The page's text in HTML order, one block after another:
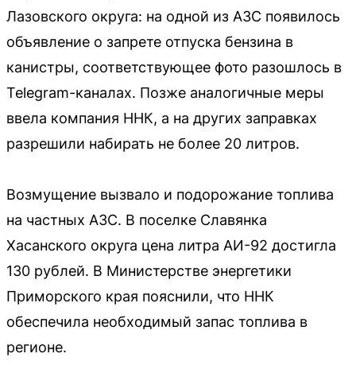
Лазовского округа: на одной из АЗС появилось
объявление о запрете отпуска бензина в
канистры, соответствующее фото разошлось в
Telegram-каналах. Позже аналогичные меры
ввела компания ННК, а на других заправках
разрешили набирать не более 20 литров.
Возмущение вызвало и подорожание топлива
на частных АЗС. В поселке Славянка
Хасанского округа цена литра АИ-92 достигла
130 рублей. В Министерстве энергетики
Приморского края пояснили, что ННК
обеспечила необходимый запас топлива в
регионе.